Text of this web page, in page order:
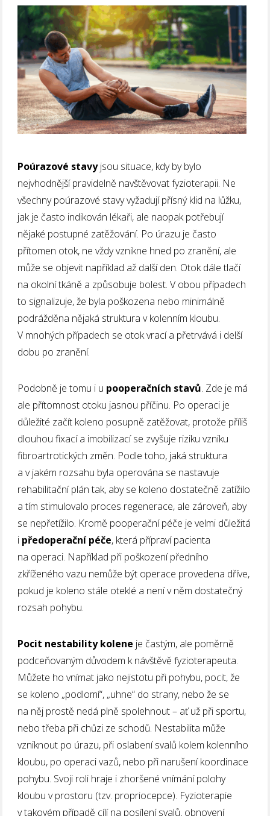
Poúrazové stavyjsou situace, kdy by bylo
nejvhodnější pravidelně navštěvovat fyzioterapii. Ne
všechny poúrazové stavy vyžadují přísný klid na lůžku,
jak je často indikován lékaři, ale naopak potřebují
nějaké postupné zatěžování. Po úrazu je často
přítomen otok, ne vždy vznikne hned po zranění, ale
může se objevit například až další den. Otok dále tlačí
na okolní tkáně a způsobuje bolest. V obou případech
to signalizuje, že byla poškozena nebo minimálně
podrážděna nějaká struktura v kolenním kloubu.
V mnohých případech se otok vrací a přetrvává i delší
dobu po zranění.
Podobně je tomu i u pooperačních stavů. Zde je má
ale přítomnost otoku jasnou příčinu. Po operaci je
důležité začít koleno posupně zatěžovat, protože příliš
dlouhou fixací a imobilizací se zvyšuje riziku vzniku
fibroartrotických změn. Podle toho, jaká struktura
a v jakém rozsahu byla operována se nastavuje
rehabilitační plán tak, aby se koleno dostatečně zatížilo
a tím stimulovalo proces regenerace, ale zároveň, aby
se nepřetížilo. Kromě pooperační péče je velmi důležitá
i předoperační péče, která přípraví pacienta
na operaci. Například při poškození předního
zkříženého vazu nemůže být operace provedena dříve,
pokud je koleno stále oteklé a není v něm dostatečný
rozsah pohybu.
Pocit nestability kolene je častým, ale poměrně
podceňovaným důvodem k návštěvě fyzioterapeuta.
Můžete ho vnímat jako nejistotu při pohybu, pocit, že
se koleno „podlomí“, „uhne“ do strany, nebo že se
na něj prostě nedá plně spolehnout – ať už při sportu,
nebo třeba při chůzi ze schodů. Nestabilita může
vzniknout po úrazu, při oslabení svalů kolem kolenního
kloubu, po operaci vazů, nebo při narušení koordinace
pohybu. Svoji roli hraje i zhoršené vnímání polohy
kloubu v prostoru (tzv. propriocepce). Fyzioterapie
v takovém případě cílí na posílení svalů, obnovení